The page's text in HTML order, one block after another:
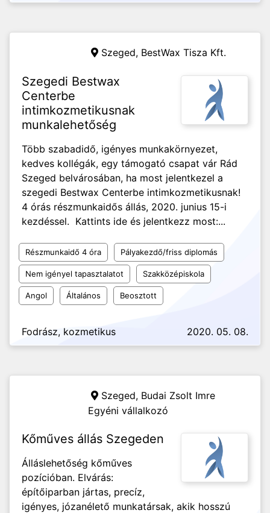
Szeged, BestWax Tisza Kft.
Szegedi Bestwax
Centerbe
intimkozmetikusnak
munkalehetőség
Több szabadidő, igényes munkakörnyezet,
kedves kollégák, egy támogató csapat vár Rád
Szeged belvárosában, ha most jelentkezel a
szegedi Bestwax Centerbe intimkozmetikusnak! ️
4 órás részmunkaidős állás, 2020. junius 15-i
kezdéssel. ️ Kattints ide és jelentkezz most:...
Részmunkaidő 4 óra Pályakezdő/friss diplomás
Nem igényel tapasztalatot Szakközépiskola
Angol Általános Beosztott
Fodrász, kozmetikus 2020. 05. 08.
Szeged, Budai Zsolt Imre
Egyéni vállalkozó
Kőműves állás Szegeden
Álláslehetőség kőműves
pozícióban. Elvárás:
építőiparban jártas, precíz,
igényes, józanélető munkatársak, akik hosszú